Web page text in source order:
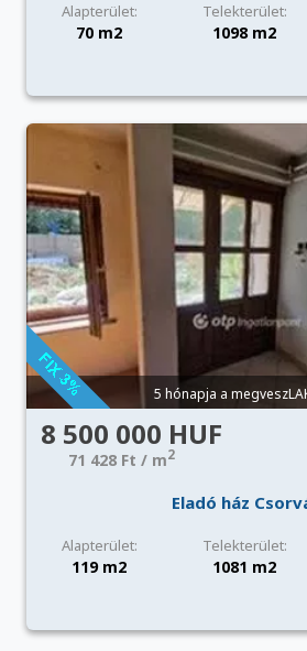
Alapterület: Telekterület:
70 m2 1098 m2
5 hónapja a
8 500 000 HUF
71 428 Ft / m2
Eladó ház
Alapterület: Telekterület:
119 m2 1081 m2